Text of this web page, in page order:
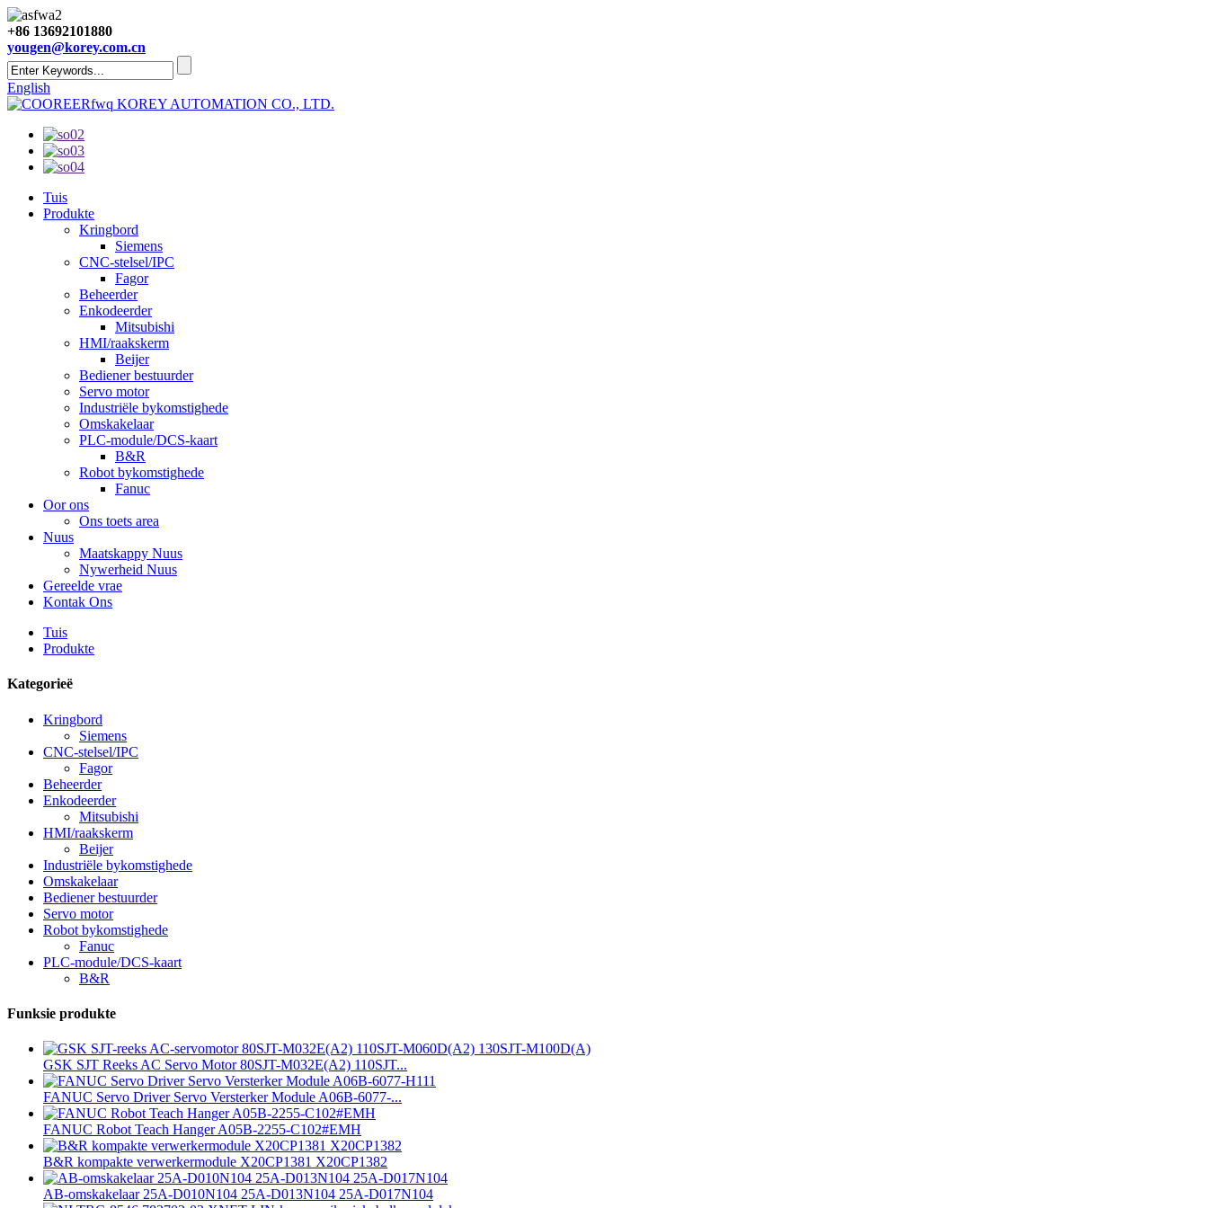
+86 13692101880
yougen@korey.com.cn
English
KOREY AUTOMATION CO., LTD.
Tuis
Produkte
Kringbord
Siemens
CNC-stelsel/IPC
Fagor
Beheerder
Enkodeerder
Mitsubishi
HMI/raakskerm
Beijer
Bediener bestuurder
Servo motor
Industriële bykomstighede
Omskakelaar
PLC-module/DCS-kaart
B&R
Robot bykomstighede
Fanuc
Oor ons
Ons toets area
Nuus
Maatskappy Nuus
Nywerheid Nuus
Gereelde vrae
Kontak Ons
Tuis
Produkte
Kategorieë
Kringbord
Siemens
CNC-stelsel/IPC
Fagor
Beheerder
Enkodeerder
Mitsubishi
HMI/raakskerm
Beijer
Industriële bykomstighede
Omskakelaar
Bediener bestuurder
Servo motor
Robot bykomstighede
Fanuc
PLC-module/DCS-kaart
B&R
Funksie produkte
GSK SJT Reeks AC Servo Motor 80SJT-M032E(A2) 110SJT...
FANUC Servo Driver Servo Versterker Module A06B-6077-...
FANUC Robot Teach Hanger A05B-2255-C102#EMH
B&R kompakte verwerkermodule X20CP1381 X20CP1382
AB-omskakelaar 25A-D010N104 25A-D013N104 25A-D017N104